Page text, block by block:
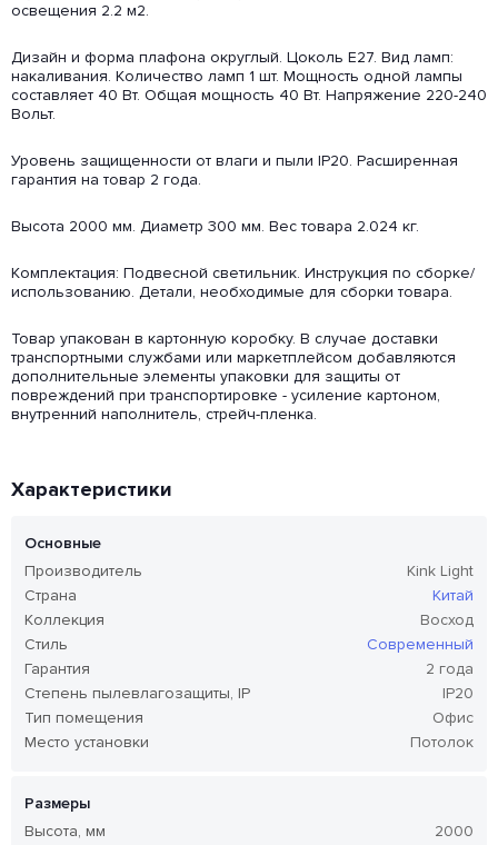
освещения 2.2 м2.
Дизайн и форма плафона округлый. Цоколь E27. Вид ламп:
накаливания. Количество ламп 1 шт. Мощность одной лампы
составляет 40 Вт. Общая мощность 40 Вт. Напряжение 220-240
Вольт.
Уровень защищенности от влаги и пыли IP20. Расширенная
гарантия на товар 2 года.
Высота 2000 мм. Диаметр 300 мм. Вес товара 2.024 кг.
Комплектация: Подвесной светильник. Инструкция по сборке/
использованию. Детали, необходимые для сборки товара.
Товар упакован в картонную коробку. В случае доставки
транспортными службами или маркетплейсом добавляются
дополнительные элементы упаковки для защиты от
повреждений при транспортировке - усиление картоном,
внутренний наполнитель, стрейч-пленка.
Характеристики
Основные
Производитель
Kink Light
Страна
Китай
Коллекция
Восход
Стиль
Современный
Гарантия
2 года
Степень пылевлагозащиты, IP
IP20
Тип помещения
Офис
Место установки
Потолок
Размеры
Высота, мм
2000